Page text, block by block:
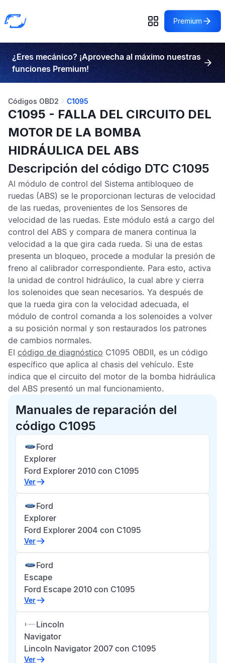
Premium
¿Eres mecánico? ¡Aprovecha al máximo nuestras
funciones Premium!
Códigos OBD2 C1095
C1095 - FALLA DEL CIRCUITO DEL
MOTOR DE LA BOMBA
HIDRÁULICA DEL ABS
Descripción del código DTC C1095
Al módulo de control del Sistema antibloqueo de
ruedas (ABS) se le proporcionan lecturas de velocidad
de las ruedas, provenientes de los Sensores de
velocidad de las ruedas. Este módulo está a cargo del
control del ABS y compara de manera continua la
velocidad a la que gira cada rueda. Si una de estas
presenta un bloqueo, procede a modular la presión de
freno al calibrador correspondiente. Para esto, activa
la unidad de control hidráulico, la cual abre y cierra
los solenoides que sean necesarios. Ya después de
que la rueda gira con la velocidad adecuada, el
módulo de control comanda a los solenoides a volver
a su posición normal y son restaurados los patrones
de cambios normales.
El código de diagnóstico C1095 OBDII, es un código
específico que aplica al chasis del vehículo. Este
indica que el circuito del motor de la bomba hidráulica
del ABS presentó un mal funcionamiento.
Manuales de reparación del
código C1095
Ford
Explorer
Ford Explorer 2010 con C1095
Ver
Ford
Explorer
Ford Explorer 2004 con C1095
Ver
Ford
Escape
Ford Escape 2010 con C1095
Ver
Lincoln
Navigator
Lincoln Navigator 2007 con C1095
Ver